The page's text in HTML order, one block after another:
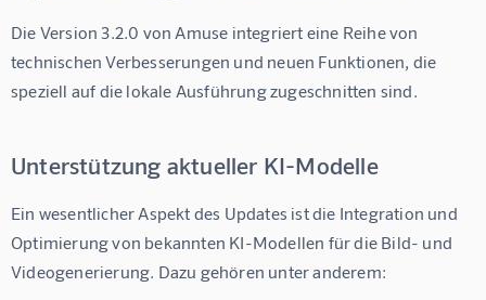
Die Version 3.2.0 von Amuse integriert eine Reihe von
technischen Verbesserungen und neuen Funktionen, die
speziell auf die lokale Ausführung zugeschnitten sind.
Unterstützung aktueller KI-Modelle
Ein wesentlicher Aspekt des Updates ist die Integration und
Optimierung von bekannten KI-Modellen für die Bild- und
Videogenerierung. Dazu gehören unter anderem: